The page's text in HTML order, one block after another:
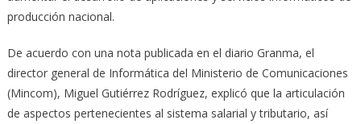
producción nacional.
De acuerdo con una nota publicada en el diario Granma, el
director general de Informática del Ministerio de Comunicaciones
(Mincom), Miguel Gutiérrez Rodríguez, explicó que la articulación
de aspectos pertenecientes al sistema salarial y tributario, así